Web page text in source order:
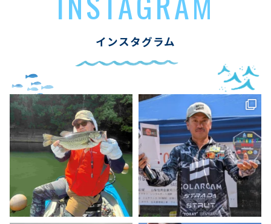
インスタグラム